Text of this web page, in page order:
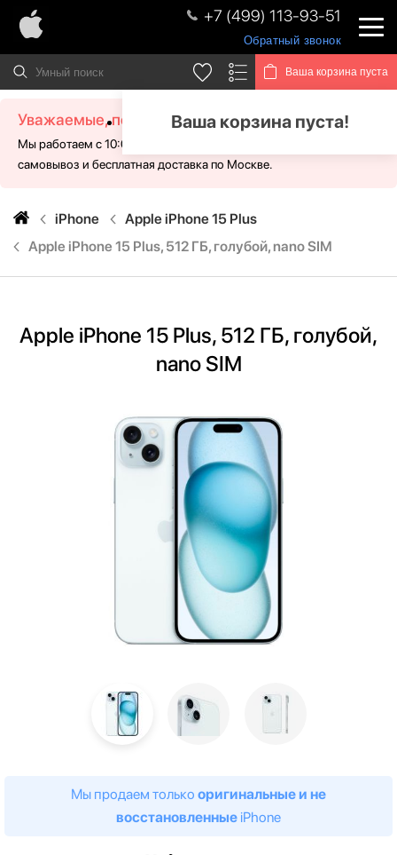
+7 (499) 113-93-51
Обратный звонок
Ваша корзина пуста
Ваша корзина пуста!
Уважаемые, посетители!
Мы работаем с 10:00 - 21:00 без выходных. Для Вас доступен
самовывоз и бесплатная доставка по Москве.
iPhone
Apple iPhone 15 Plus
Apple iPhone 15 Plus, 512 ГБ, голубой, nano SIM
Apple iPhone 15 Plus, 512 ГБ, голубой,
nano SIM
Мы продаем только оригинальные и не
восстановленные iPhone